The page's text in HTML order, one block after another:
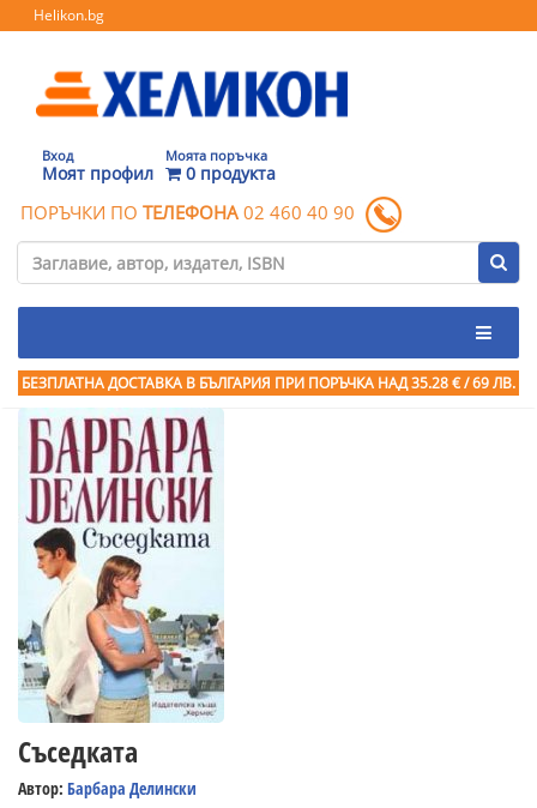
Helikon.bg
Вход
Моят профил
Моята поръчка
0 продукта
ПОРЪЧКИ ПО ТЕЛЕФОНА 02 460 40 90
БЕЗПЛАТНА ДОСТАВКА В БЪЛГАРИЯ ПРИ ПОРЪЧКА НАД 35.28 € / 69 ЛВ.
Съседката
Автор: Барбара Делински